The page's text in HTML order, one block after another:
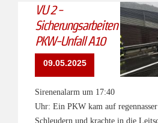
VU 2 -
Sicherungsarbeiten
PKW-Unfall A10
09.05.2025
Sirenenalarm um 17:40
Uhr: Ein PKW kam auf
Schleudern und krachte in die